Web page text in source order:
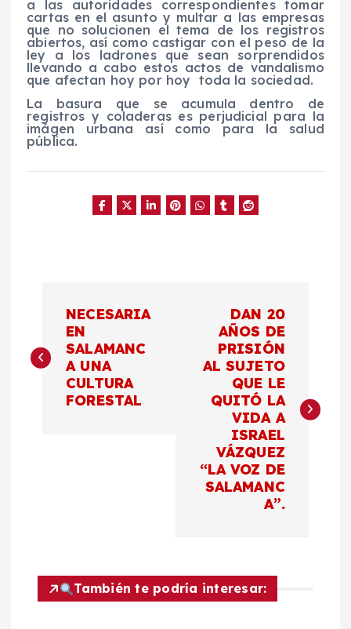
a las autoridades correspondientes tomar
cartas en el asunto y multar a las empresas
que no solucionen el tema de los registros
abiertos, así como castigar con el peso de la
ley a los ladrones que sean sorprendidos
llevando a cabo estos actos de vandalismo
que afectan hoy por hoy toda la sociedad.
La basura que se acumula dentro de
registros y coladeras es perjudicial para la
imágen urbana así como para la salud
pública.
a
v
ó
NECESARIA
EN
SALAMANC
A UNA
CULTURA
FORESTAL
DAN 20
AÑOS DE
PRISIÓN
AL SUJETO
QUE LE
QUITÓ LA
VIDA A
ISRAEL
VÁZQUEZ
“LA VOZ DE
SALAMANC
A”.
También te podría interesar: